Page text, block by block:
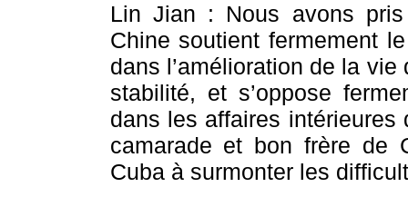
Lin Jian : Nous avons
Chine soutient fermement
dans l’amélioration de la
stabilité, et s’oppose
dans les affaires
camarade et bon frère de
Cuba à surmonter les